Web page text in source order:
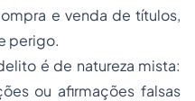
e venda de títulos,
perigo.
é de natureza mista:
ou afirmações falsas